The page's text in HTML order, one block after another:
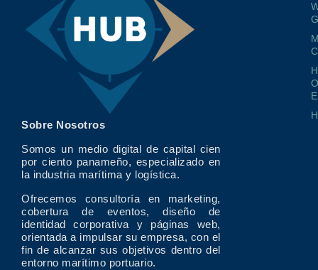
Sobre Nosotros
Somos un medio digital de capital cien
por ciento panameño, especializado en
la industria marítima y logística.
Ofrecemos consultoría en marketing,
cobertura de eventos, diseño de
identidad corporativa y páginas web,
orientada a impulsar su empresa, con el
fin de alcanzar sus objetivos dentro del
entorno marítimo portuario.